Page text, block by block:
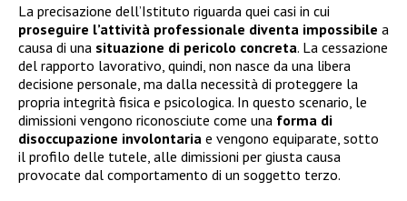
La precisazione dell’Istituto riguarda quei casi in cui
proseguire l’attività professionale diventa impossibile a
causa di una situazione di pericolo concreta. La cessazione
del rapporto lavorativo, quindi, non nasce da una libera
decisione personale, ma dalla necessità di proteggere la
propria integrità fisica e psicologica. In questo scenario, le
dimissioni vengono riconosciute come una forma di
disoccupazione involontaria e vengono equiparate, sotto
il profilo delle tutele, alle dimissioni per giusta causa
provocate dal comportamento di un soggetto terzo.